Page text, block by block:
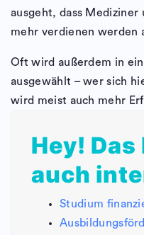
ausgeht, dass
mehr verdienen werden
Oft wird außerdem in
ausgewählt – wer sich
wird meist auch mehr
Hey!
auch
Studium